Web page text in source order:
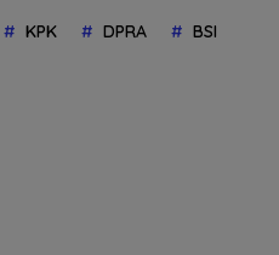
KPK DPRA BSI